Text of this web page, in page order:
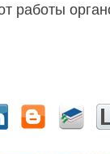
работы